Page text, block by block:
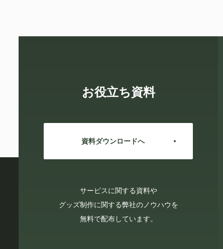
お役立ち資料
資料ダウンロードへ
サービスに関する資料や
グッズ制作に関する弊社のノウハウを
無料で配布しています。